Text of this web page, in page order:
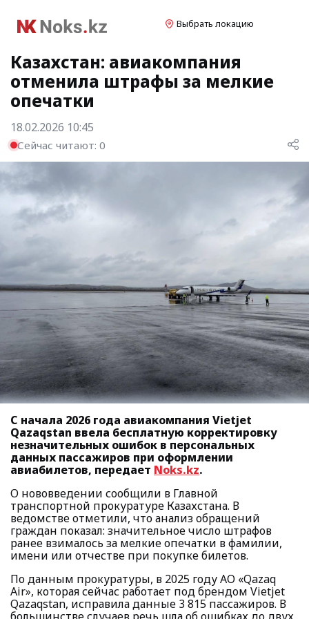
Выбрать локацию
Казахстан: авиакомпания
отменила штрафы за мелкие
опечатки
18.02.2026 10:45
Сейчас читают: 0
С начала 2026 года авиакомпания Vietjet
Qazaqstan ввела бесплатную корректировку
незначительных ошибок в персональных
данных пассажиров при оформлении
авиабилетов, передает Noks.kz.
О нововведении сообщили в Главной
транспортной прокуратуре Казахстана. В
ведомстве отметили, что анализ обращений
граждан показал: значительное число штрафов
ранее взималось за мелкие опечатки в фамилии,
имени или отчестве при покупке билетов.
По данным прокуратуры, в 2025 году АО «Qazaq
Air», которая сейчас работает под брендом Vietjet
Qazaqstan, исправила данные 3 815 пассажиров. В